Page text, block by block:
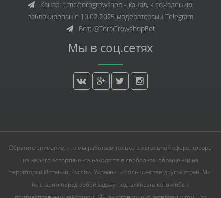
Канал: t.me/torogrowshop - канал, к сожалению,
заблокирован с 10.02.2025 модераторами Telegram
Бот: @ToroGrowshopBot
Мы в соц.сетях
Обратите внимание, что мы работаем только в легальной сфере, товары
из нашего ассортимента находятся в свободном обращении на
территории Испании, России, Украины и большинстве других стран. Мы
не ставим перед собой задачу подталкивать кого-либо к